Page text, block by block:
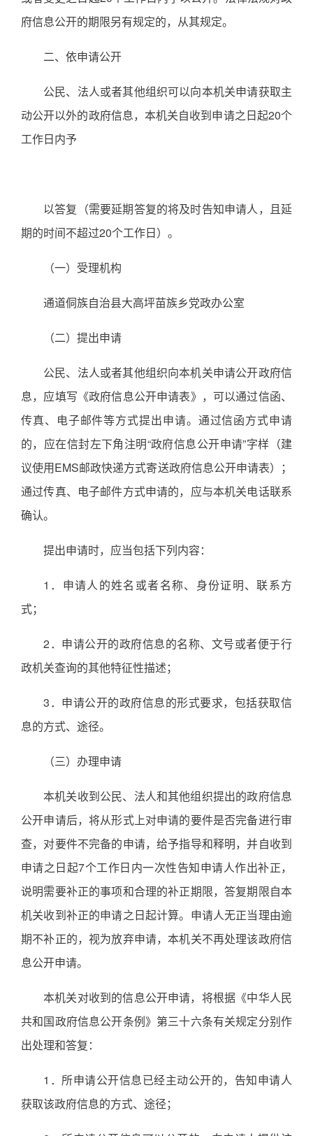
府信息公开的期限另有规定的，从其规定。
二、依申请公开
公民、法人或者其他组织可以向本机关申请获取主
动公开以外的政府信息，本机关自收到申请之日起20个
工作日内予
以答复（需要延期答复的将及时告知申请人，且延
期的时间不超过20个工作日）。
（一）受理机构
通道侗族自治县大高坪苗族乡党政办公室
（二）提出申请
公民、法人或者其他组织向本机关申请公开政府信
息，应填写《政府信息公开申请表》，可以通过信函、
传真、电子邮件等方式提出申请。通过信函方式申请
的，应在信封左下角注明“政府信息公开申请”字样（建
议使用EMS邮政快递方式寄送政府信息公开申请表）；
通过传真、电子邮件方式申请的，应与本机关电话联系
确认。
提出申请时，应当包括下列内容：
1．申请人的姓名或者名称、身份证明、联系方
式；
2．申请公开的政府信息的名称、文号或者便于行
政机关查询的其他特征性描述；
3．申请公开的政府信息的形式要求，包括获取信
息的方式、途径。
（三）办理申请
本机关收到公民、法人和其他组织提出的政府信息
公开申请后，将从形式上对申请的要件是否完备进行审
查，对要件不完备的申请，给予指导和释明，并自收到
申请之日起7个工作日内一次性告知申请人作出补正，
说明需要补正的事项和合理的补正期限，答复期限自本
机关收到补正的申请之日起计算。申请人无正当理由逾
期不补正的，视为放弃申请，本机关不再处理该政府信
息公开申请。
本机关对收到的信息公开申请，将根据《中华人民
共和国政府信息公开条例》第三十六条有关规定分别作
出处理和答复：
1．所申请公开信息已经主动公开的，告知申请人
获取该政府信息的方式、途径；